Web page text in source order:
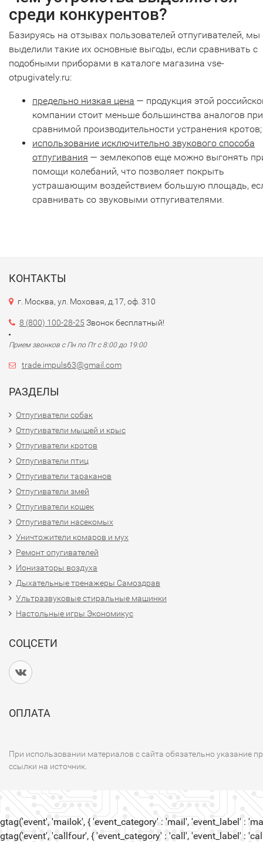
среди конкурентов?
Базируясь на отзывах пользователей отпугивателей, мы
выделили такие их основные выгоды, если сравнивать с
подобными приборами в каталоге магазина vse-
otpugivately.ru:
предельно низкая цена — продукция этой
компании стоит меньше большинства аналогов при
сравнимой производительности устранения кротов;
использование исключительно звукового способа
отпугивания — землекопов еще можно выгонять
помощи колебаний, что позволяет покрыть
устрашающим воздействием большую площадь,
сравнивать со звуковыми отпугивателями.
КОНТАКТЫ
г. Москва, ул. Моховая, д.17, оф. 310
8 (800) 100-28-25 Звонок бесплатный!
Прием звонков с Пн по Пт с 8:00 до 19:00
trade.impuls63@gmail.com
РАЗДЕЛЫ
Отпугиватели собак
Отпугиватели мышей и крыс
Отпугиватели кротов
Отпугиватели птиц
Отпугиватели тараканов
Отпугиватели змей
Отпугиватели кошек
Отпугиватели насекомых
Уничтожители комаров и мух
Ремонт опугивателей
Ионизаторы воздуха
Дыхательные тренажеры Самоздрав
Ультразвуковые стиральные машинки
Настольные игры Экономикус
СОЦСЕТИ
ОПЛАТА
При использовании материалов с сайта обязательно указание
ссылки на источник.
gtag('event', 'mailok', { 'event_category' : 'mail', 'event_label' :
gtag('event', 'callfour', { 'event_category' : 'call', 'event_label' :